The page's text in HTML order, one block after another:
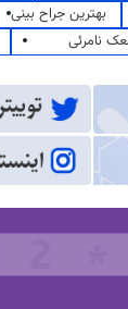
بهترین جراح بینی
نامرئی